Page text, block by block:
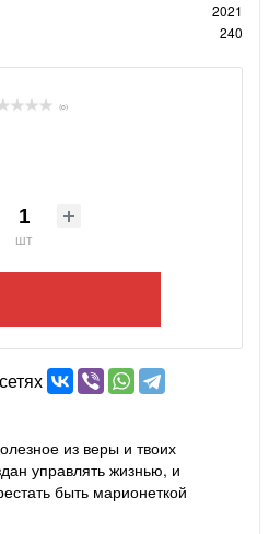
2021
240
(0)
шт
из веры и твоих
управлять жизнью, и
быть марионеткой